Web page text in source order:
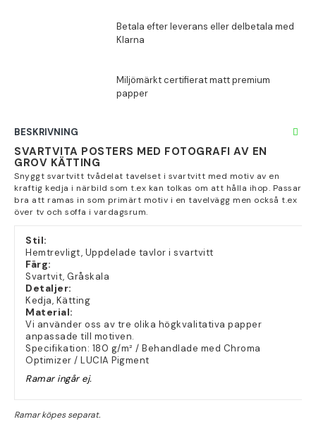
BESKRIVNING
SVARTVITA POSTERS MED FOTOGRAFI AV EN
GROV KÄTTING
Snyggt svartvitt tvådelat tavelset i svartvitt med motiv av en
kraftig kedja i närbild som t.ex kan tolkas om att hålla ihop. Passar
bra att ramas in som primärt motiv i en tavelvägg men också t.ex
över tv och soffa i vardagsrum.
Stil:
Hemtrevligt, Uppdelade tavlor i svartvitt
Färg:
Svartvit, Gråskala
Detaljer:
Kedja, Kätting
Material:
Vi använder oss av tre olika högkvalitativa papper
anpassade till motiven.
Specifikation: 180 g/m² / Behandlade med Chroma
Optimizer / LUCIA Pigment
Ramar ingår ej.